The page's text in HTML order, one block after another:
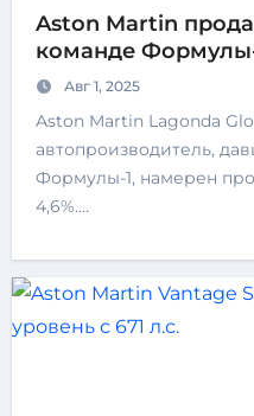
Aston Martin
команде
Авг 1, 2025
Aston Martin Lagonda Global Holdings Plc,
автопроизводитель,
Формулы-1, намерен
4,6%.…